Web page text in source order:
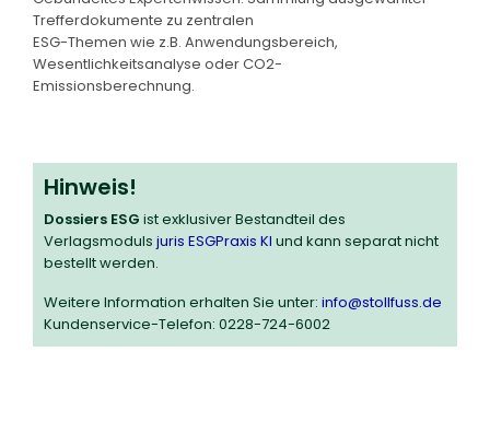
Trefferdokumente zu zentralen
ESG-Themen wie z.B. Anwendungsbereich,
Wesentlichkeitsanalyse oder CO2-
Emissionsberechnung.
Hinweis!
Dossiers ESG ist exklusiver Bestandteil des
Verlagsmoduls juris ESGPraxis KI und kann separat nicht
bestellt werden.
Weitere Information erhalten Sie unter: info@stollfuss.de
Kundenservice-Telefon: 0228-724-6002